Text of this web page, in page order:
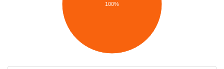
100%